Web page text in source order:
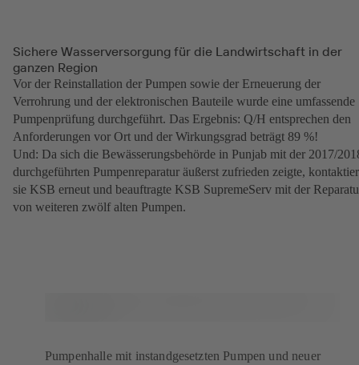
Sichere Wasserversorgung für die Landwirtschaft in der
ganzen Region
Vor der Reinstallation der Pumpen sowie der Erneuerung der
Verrohrung und der elektronischen Bauteile wurde eine umfassende
Pumpenprüfung durchgeführt. Das Ergebnis: Q/H entsprechen den
Anforderungen vor Ort und der Wirkungsgrad beträgt 89 %!
Und: Da sich die Bewässerungsbehörde in Punjab mit der 2017/
durchgeführten Pumpenreparatur äußerst zufrieden zeigte,
sie KSB erneut und beauftragte KSB SupremeServ mit der
von weiteren zwölf alten Pumpen.
Pumpenhalle mit instandgesetzten Pumpen und neuer